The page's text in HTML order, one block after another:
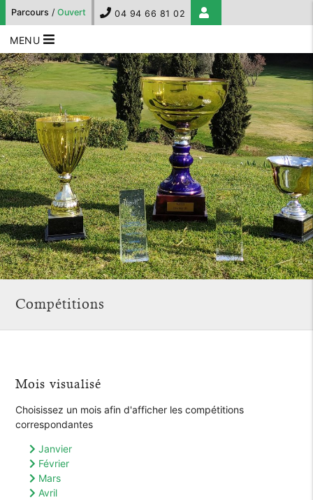
Parcours / Ouvert 04 94 66 81 02
MENU
Compétitions
Mois visualisé
Choisissez un mois afin d'afficher les compétitions
correspondantes
Janvier
Février
Mars
Avril